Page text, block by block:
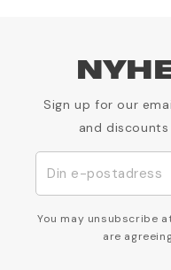
Sign up for our
and
You may unsubscribe
are